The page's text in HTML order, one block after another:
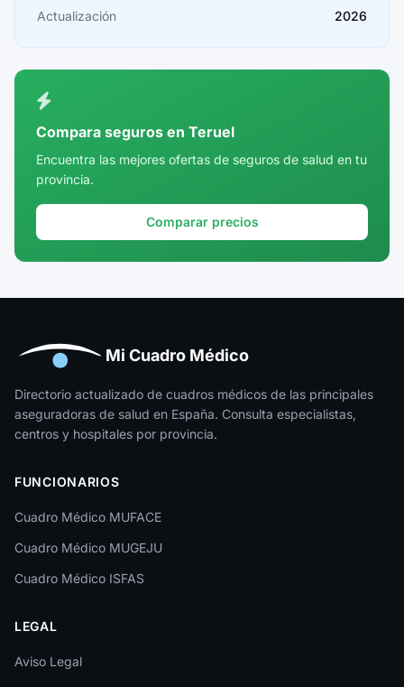
Castellón
Córdoba
Cuenca
Girona
Huesca
Jaén
La Rioja
León
Lleida
Lugo
Málaga
Melilla
Actualización
2026
Compara seguros en Teruel
Encuentra las mejores ofertas de seguros de salud en tu
provincia.
Comparar precios
Mi Cuadro Médico
Directorio actualizado de cuadros médicos de las principales
aseguradoras de salud en España. Consulta especialistas,
centros y hospitales por provincia.
FUNCIONARIOS
Cuadro Médico MUFACE
Cuadro Médico MUGEJU
Cuadro Médico ISFAS
LEGAL
Aviso Legal